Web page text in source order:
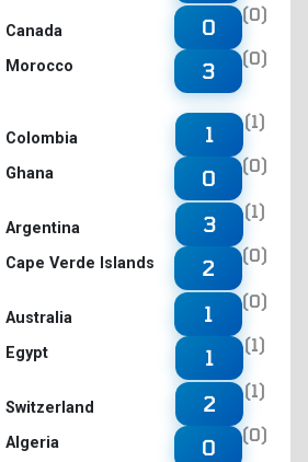
Canada
Morocco
0
(0)
3
(0)
Colombia
Ghana
1
(1)
0
(0)
Argentina
Cape Verde Islands
3
(1)
2
(0)
Australia
Egypt
1
(0)
1
(1)
Switzerland
Algeria
2
(1)
0
(0)